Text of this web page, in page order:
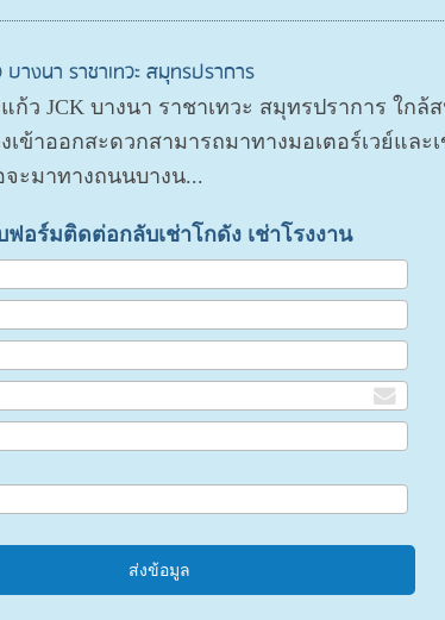
บางนา ราชาเทวะ สมุทรปราการ
ก้ว JCK บางนา ราชาเทวะ สมุทรปราการ ใก
เข้าออกสะดวกสามารถมาทางมอเตอร์เวย์และ
ะมาทางถนนบางน...
ฟอร์มติดต่อกลับเช่าโกดัง เช่าโรงงาน